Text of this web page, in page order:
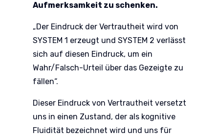
Aufmerksamkeit zu schenken.
„Der Eindruck der Vertrautheit wird von
SYSTEM 1 erzeugt und SYSTEM 2 verlässt
sich auf diesen Eindruck, um ein
Wahr/Falsch-Urteil über das Gezeigte zu
fällen“.
Dieser Eindruck von Vertrautheit versetzt
uns in einen Zustand, der als kognitive
Fluidität bezeichnet wird und uns für